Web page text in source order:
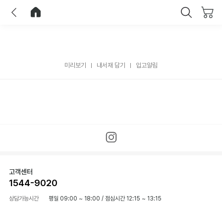
미리보기 내서재 담기 입고알림
고객센터
1544-9020
상담가능시간 평일 09:00 ~ 18:00 / 점심시간 12:15 ~ 13:15